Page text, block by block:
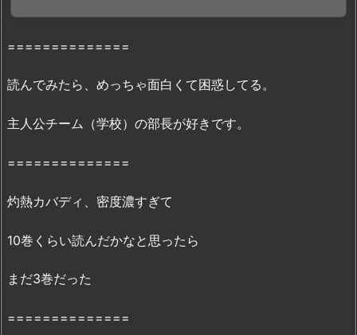
3
z
p
r
r、
d
以
で
==============
読んでみたら、めっちゃ面白くて困惑してる。
主人公チーム（学校）の部長が好きです。
==============
灼熱カバディ、密度濃すぎて
10巻くらい読んだかなと思ったら
まだ3巻だった
==============